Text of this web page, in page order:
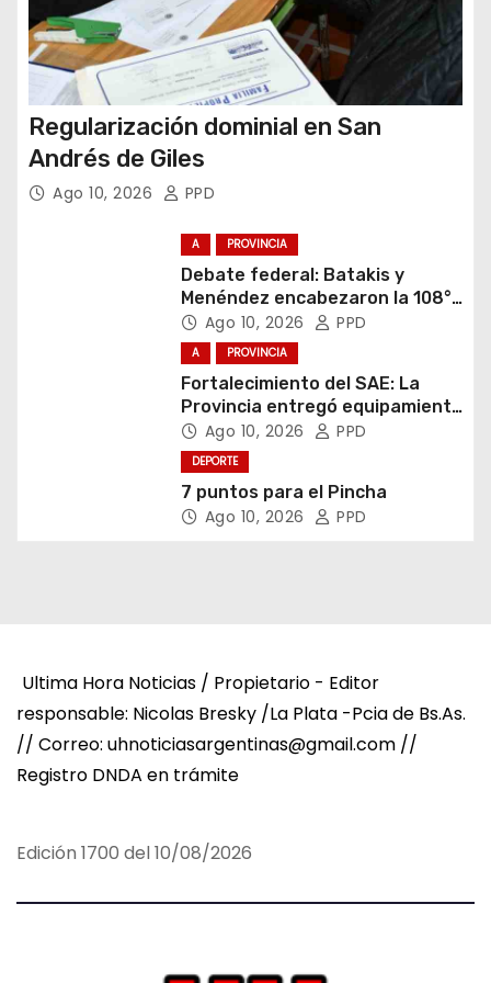
s
Regularización dominial en San
Andrés de Giles
Ago 10, 2026 PPD
A PROVINCIA
Debate federal: Batakis y
Menéndez encabezaron la 108°
Asamblea del CNV
Ago 10, 2026 PPD
A PROVINCIA
Fortalecimiento del SAE: La
Provincia entregó equipamiento
escolar en Junín
Ago 10, 2026 PPD
DEPORTE
7 puntos para el Pincha
Ago 10, 2026 PPD
Ultima Hora Noticias / Propietario - Editor
responsable: Nicolas Bresky /La Plata -Pcia de Bs.As.
// Correo: uhnoticiasargentinas@gmail.com //
Registro DNDA en trámite
Edición 1700 del 10/08/2026